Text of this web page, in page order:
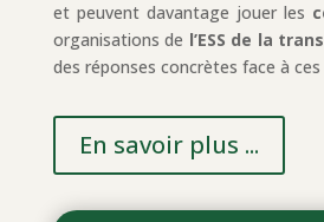
et peuvent davantage jouer les
organisations de l’ESS de la
des réponses concrètes face à ces
En savoir plus ...